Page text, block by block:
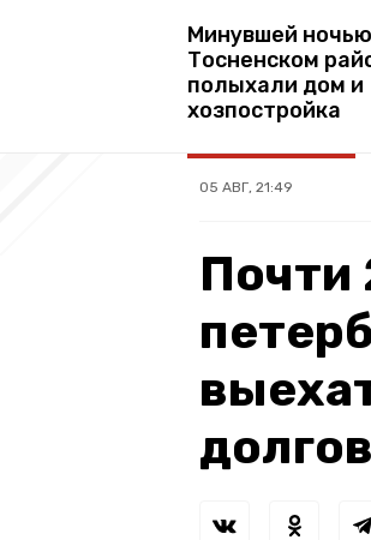
Минувшей
Тосненском
полыхали дом и
хозпостройка
05 АВГ, 21:49
Почти
долгов